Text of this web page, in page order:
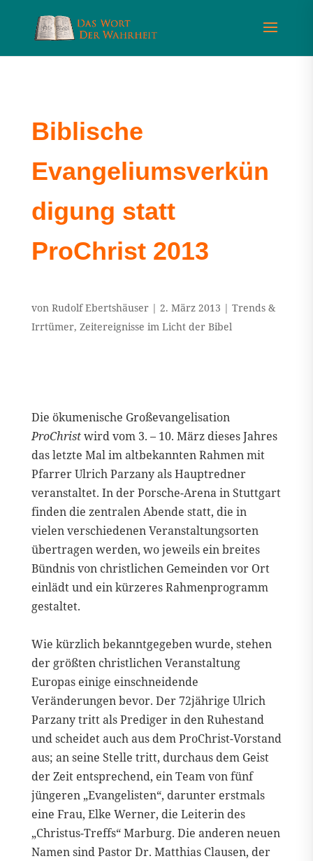
Biblische
Evangeliumsverkün
digung statt
ProChrist 2013
von Rudolf Ebertshäuser| 2. März 2013 | Trends &
Irrtümer, Zeitereignisse im Licht der Bibel
Die ökumenische Großevangelisation
ProChristwird vom 3. – 10. März dieses Jahres
das letzte Mal im altbekannten Rahmen mit
Pfarrer Ulrich Parzany als Hauptredner
veranstaltet. In der Porsche-Arena in Stuttgart
finden die zentralen Abende statt, die in
vielen verschiedenen Veranstaltungsorten
übertragen werden, wo jeweils ein breites
Bündnis von christlichen Gemeinden vor Ort
einlädt und ein kürzeres Rahmenprogramm
gestaltet.
Wie kürzlich bekanntgegeben wurde, stehen
der größten christlichen Veranstaltung
Europas einige einschneidende
Veränderungen bevor. Der 72jährige Ulrich
Parzany tritt als Prediger in den Ruhestand
und scheidet auch aus dem ProChrist-Vorstand
aus; an seine Stelle tritt, durchaus dem Geist
der Zeit entsprechend, ein Team von fünf
jüngeren „Evangelisten“, darunter erstmals
eine Frau, Elke Werner, die Leiterin des
„Christus-Treffs“ Marburg. Die anderen neuen
Namen sind Pastor Dr. Matthias Clausen, der